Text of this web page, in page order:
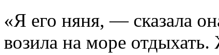
«Я его няня, — сказала
возила на море